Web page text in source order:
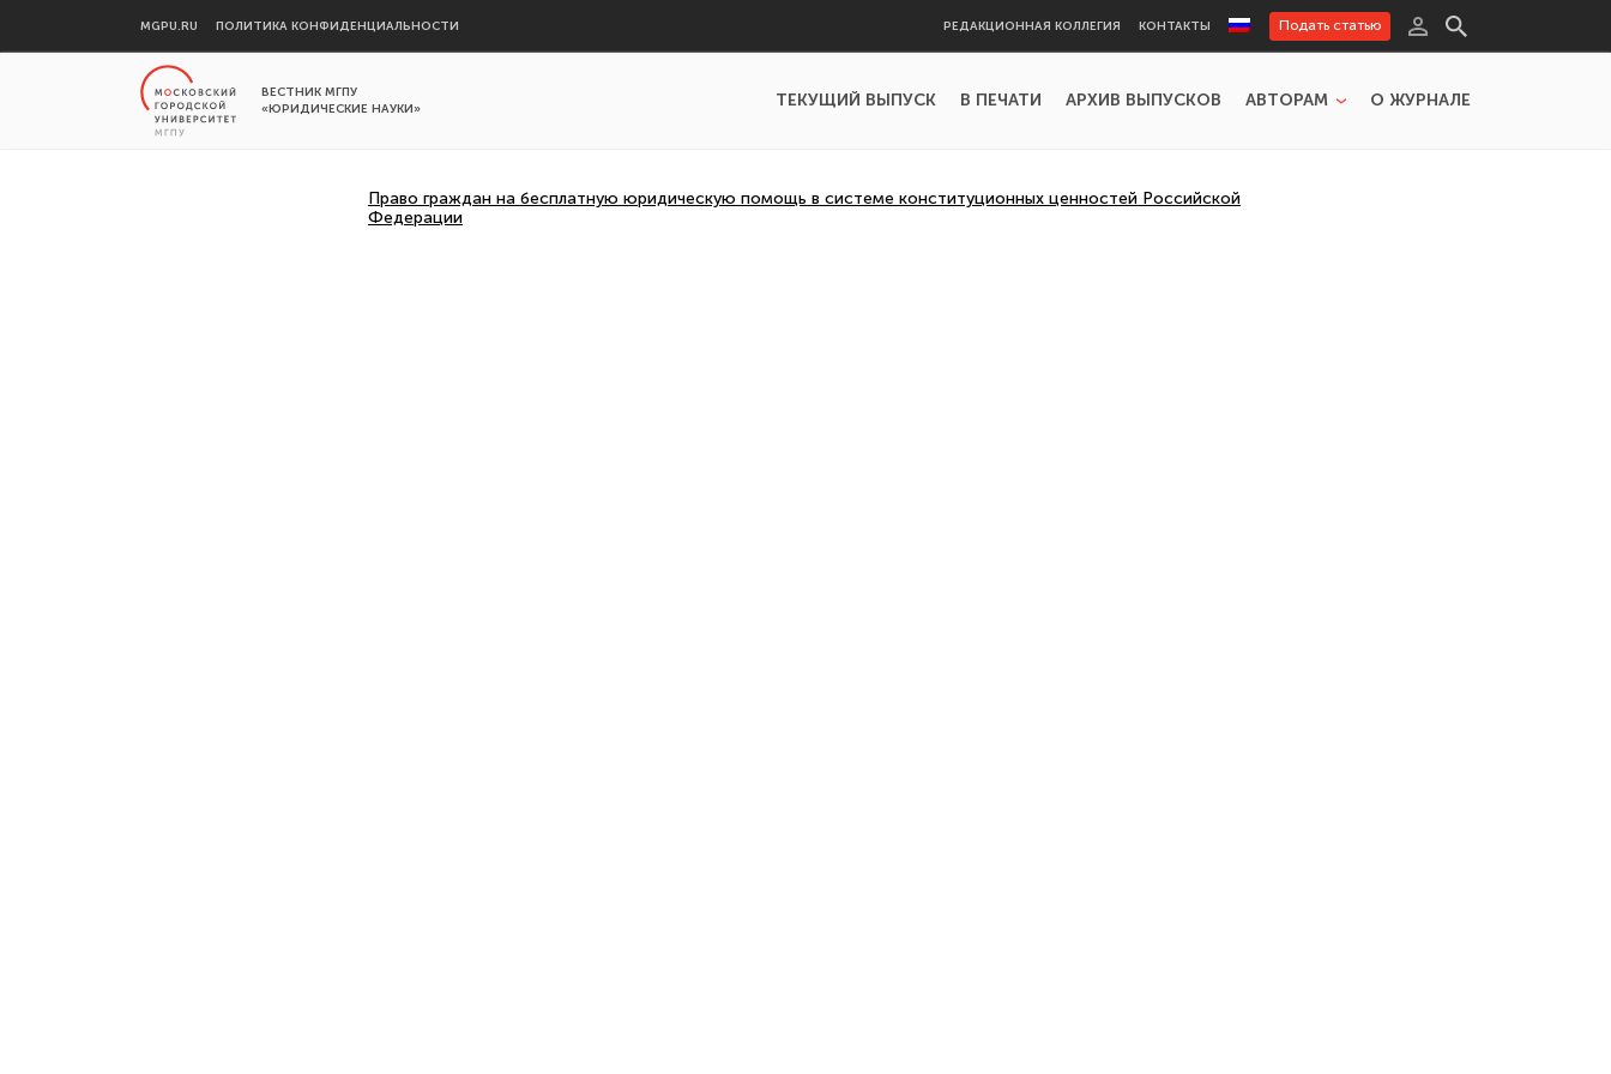
MGPU.RU ПОЛИТИКА КОНФИДЕНЦИАЛЬНОСТИ РЕДАКЦИОННАЯ КОЛЛЕГИЯ КОНТАКТЫ Подать статью
ВЕСТНИК МГПУ
«ЮРИДИЧЕСКИЕ НАУКИ»
ТЕКУЩИЙ ВЫПУСК В ПЕЧАТИ АРХИВ ВЫПУСКОВ АВТОРАМ О ЖУРНАЛЕ
Право граждан на бесплатную юридическую помощь в системе конституционных ценностей Российской
Федерации